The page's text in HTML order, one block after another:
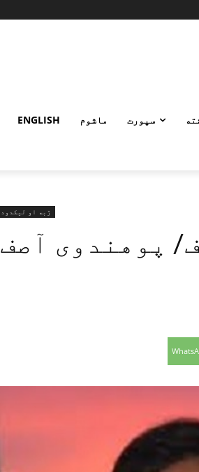
سپورت ماشوم ENGLISH
ژبه او لیکدود
پوهندوی آصف